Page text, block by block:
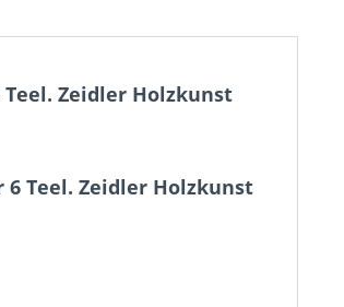
Zeidler Holzkunst
Teel. Zeidler Holzkunst